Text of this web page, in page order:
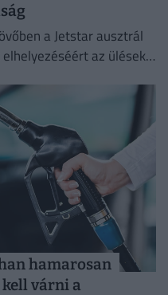
a Jetstar ausztrál
az ülések
hamarosan
kell várni a